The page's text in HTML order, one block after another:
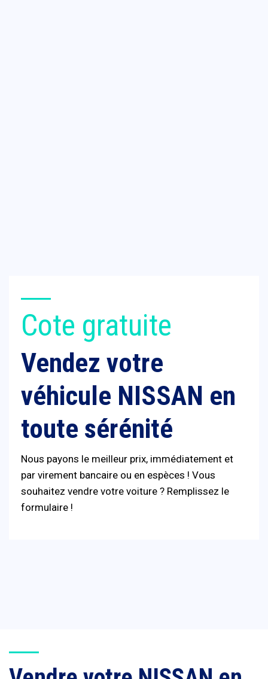
Cote gratuite
Vendez votre
véhicule NISSAN en
toute sérénité
Nous payons le meilleur prix, immédiatement et
par virement bancaire ou en espèces ! Vous
souhaitez vendre votre voiture ? Remplissez le
formulaire !